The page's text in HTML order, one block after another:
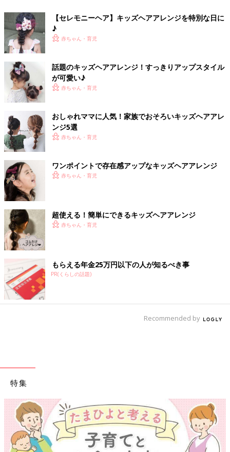
【セレモニーヘア】キッズヘアアレンジを特別な日に
♪
赤ちゃん・育児
話題のキッズヘアアレンジ！すっきりアップスタイル
が可愛い♪
赤ちゃん・育児
おしゃれママに人気！家族でおそろいキッズヘアアレ
ンジ5選
赤ちゃん・育児
ワンポイントで存在感アップなキッズヘアアレンジ
赤ちゃん・育児
超使える！簡単にできるキッズヘアアレンジ
赤ちゃん・育児
もらえる年金25万円以下の人が知るべき事
PR(くらしの話題)
Recommended by
特集